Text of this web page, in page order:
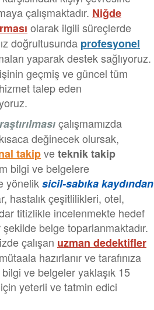
çalışmaktadır. Niğde
olarak ilgili süreçlerde
doğrultusunda profesyonel
yaparak destek sağlıyoruz.
geçmiş ve güncel tüm
talep eden
çalışmamızda
değinecek olursak,
takipveteknik takip
bilgi ve belgelere
yöneliksicil-sabıka kaydından
hastalık çeşitlilikleri, otel,
titizlikle incelenmekte hedef
şekilde belge toparlanmaktadır.
çalışan uzman dedektifler
hazırlanır ve tarafınıza
ve belgeler yaklaşık 15
yeterli ve tatmin edici